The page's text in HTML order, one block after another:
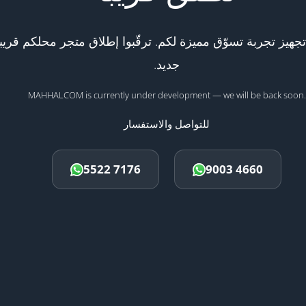
تجربة تسوّق مميزة لكم. ترقّبوا إطلاق متجر محلكم
جديد.
MAHHALCOM is currently under development — we will be back soon.
للتواصل والاستفسار
5522 7176 9003 4660